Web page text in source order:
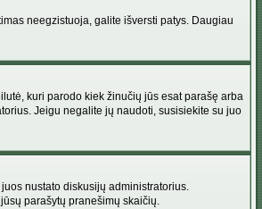
neegzistuoja, galite išversti patys. Daugiau
kuri parodo kiek žinučių jūs esat parašę arba
Jeigu negalite jų naudoti, susisiekite su juo
nustato diskusijų administratorius.
parašytų pranešimų skaičių.